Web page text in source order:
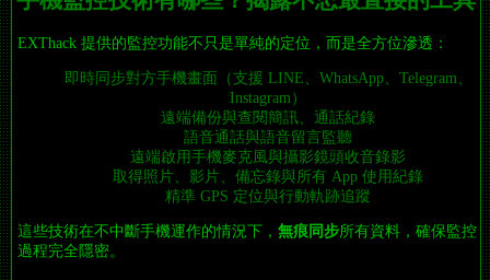
EXThack 提供的監控功能不只是單純的定位，而是全方位滲透：
即時同步對方手機畫面（支援 LINE、WhatsApp、Telegram、
Instagram）
遠端備份與查閱簡訊、通話紀錄
語音通話與語音留言監聽
遠端啟用手機麥克風與攝影鏡頭收音錄影
取得照片、影片、備忘錄與所有 App 使用紀錄
精準 GPS 定位與行動軌跡追蹤
這些技術在不中斷手機運作的情況下， 無痕同步所有資料，確保監控
過程完全隱密。